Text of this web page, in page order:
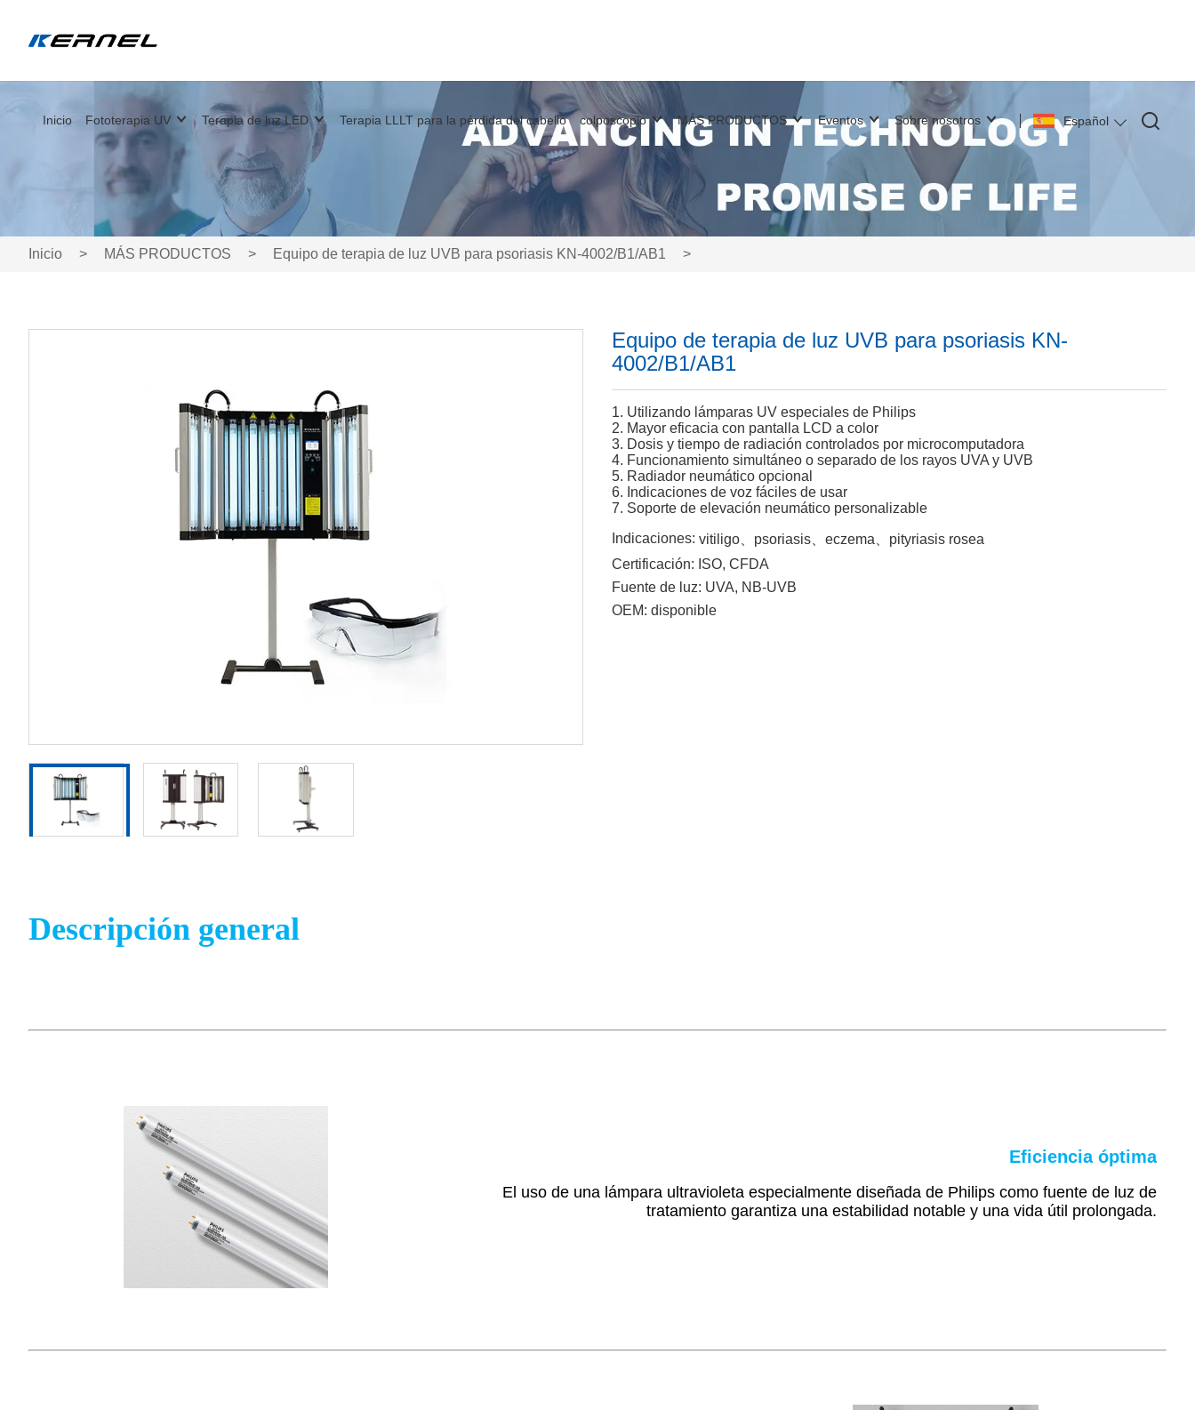
Español
Inicio Fototerapia UV Terapia de luz LED Terapia LLLT para la pérdida del cabello colposcopio MÁS PRODUCTOS Eventos Sobre nosotros
Inicio > MÁS PRODUCTOS > Equipo de terapia de luz UVB para psoriasis KN-4002/B1/AB1 >
Equipo de terapia de luz UVB para psoriasis KN-
4002/B1/AB1
1. Utilizando lámparas UV especiales de Philips
2. Mayor eficacia con pantalla LCD a color
3. Dosis y tiempo de radiación controlados por microcomputadora
4. Funcionamiento simultáneo o separado de los rayos UVA y UVB
5. Radiador neumático opcional
6. Indicaciones de voz fáciles de usar
7. Soporte de elevación neumático personalizable
Indicaciones: vitiligo、psoriasis、eczema、pityriasis rosea
Certificación: ISO, CFDA
Fuente de luz: UVA, NB-UVB
OEM: disponible
Descripción general
Eficiencia óptima
El uso de una lámpara ultravioleta especialmente diseñada de Philips como fuente de luz de
tratamiento garantiza una estabilidad notable y una vida útil prolongada.